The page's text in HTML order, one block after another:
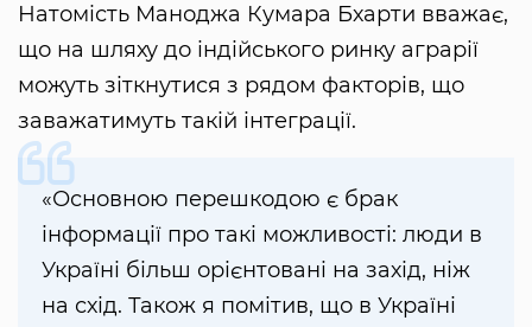
Натомість Маноджа Кумара Бхарти вважає,
що на шляху до індійського ринку аграрії
можуть зіткнутися з рядом факторів, що
заважатимуть такій інтеграції.
«Основною перешкодою є брак
інформації про такі можливості: люди в
Україні більш орієнтовані на захід, ніж
на схід. Також я помітив, що в Україні